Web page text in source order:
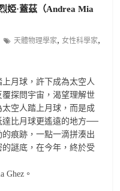
婭·蓋茲（Andrea Mia
天體物理學家,女性科學家,
月球，許下成為太空人
探問宇宙，渴望理解世
空人踏上月球，而是成
達比月球更遙遠的地方──
痕跡，一點一滴拼湊出
謎底，在今年，終於受
Ghez。